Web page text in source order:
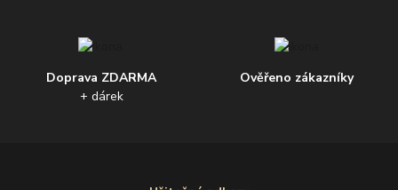
Doprava ZDARMA
+ dárek
Ověřeno zákazníky